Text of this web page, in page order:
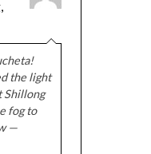
the light
Shillong
fog to
—